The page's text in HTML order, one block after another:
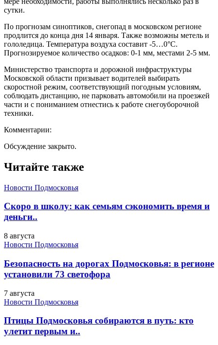
сутки.
По прогнозам синоптиков, снегопад в московском регионе
продлится до конца дня 14 января. Также возможны метель и
гололедица. Температура воздуха составит -5…0°С.
Прогнозируемое количество осадков: 0-1 мм, местами 2-5 мм.
Министерство транспорта и дорожной инфраструктуры
Московской области призывает водителей выбирать
скоростной режим, соответствующий погодным условиям,
соблюдать дистанцию, не парковать автомобили на проезжей
части и с пониманием отнестись к работе снегоуборочной
техники.
Комментарии:
Обсуждение закрыто.
Читайте также
Новости Подмосковья
Скоро в школу: как семьям сэкономить время и
деньги..
8 августа
Новости Подмосковья
Безопасность на дорогах Подмосковья: в регионе
установили 73 светофора
7 августа
Новости Подмосковья
Птицы Подмосковья собираются в путь: кто
улетит первым и..